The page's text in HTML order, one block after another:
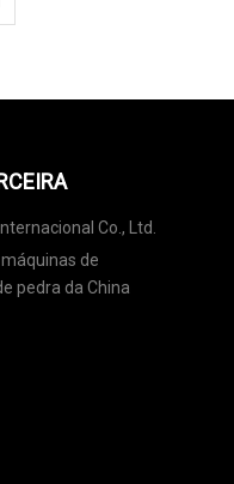
Co., Ltd.
de
pedra da China